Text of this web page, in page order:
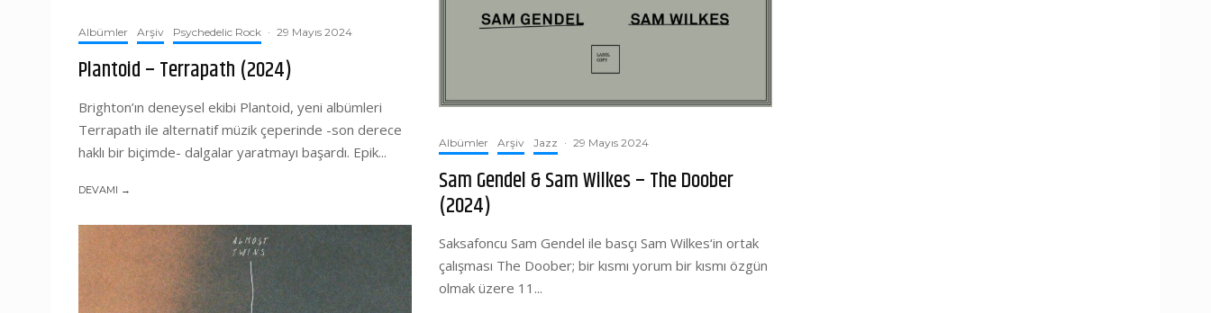
Albümler Arşiv Psychedelic Rock · 29 Mayıs 2024
Plantoid – Terrapath (2024)
Brighton’ın deneysel ekibi Plantoid, yeni albümleri
Terrapath ile alternatif müzik çeperinde -son derece
haklı bir biçimde- dalgalar yaratmayı başardı. Epik...
DEVAMI →
Albümler Arşiv Jazz · 29 Mayıs 2024
Sam Gendel & Sam Wilkes – The Doober
(2024)
Saksafoncu Sam Gendel ile basçı Sam Wilkes‘in ortak
çalışması The Doober; bir kısmı yorum bir kısmı özgün
olmak üzere 11...